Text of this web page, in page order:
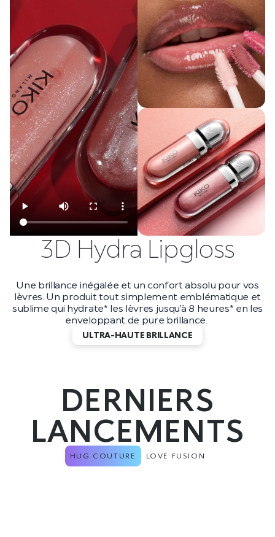
3D Hydra Lipgloss
Une brillance inégalée et un confort absolu pour vos
lèvres. Un produit tout simplement emblématique et
sublime qui hydrate* les lèvres jusqu’à 8 heures* en les
enveloppant de pure brillance.
ULTRA-HAUTE BRILLANCE
DERNIERS
LANCEMENTS
HUG COUTURE LOVE FUSION